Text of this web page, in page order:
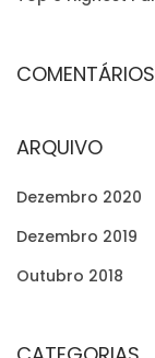
O
O
S
C
ARQUIVO
Dezembro 2020
Dezembro 2019
Outubro 2018